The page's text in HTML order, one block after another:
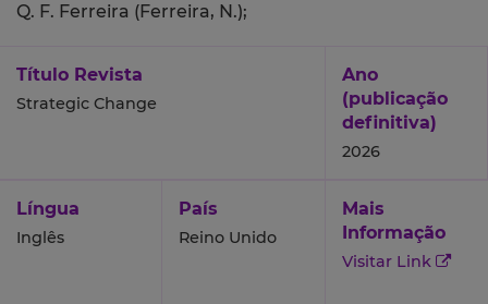
Q. F. Ferreira (Ferreira, N.);
Título Revista
Strategic Change
Ano
(publicação
definitiva)
2026
Língua
Inglês
País
Reino Unido
Mais
Informação
Visitar Link